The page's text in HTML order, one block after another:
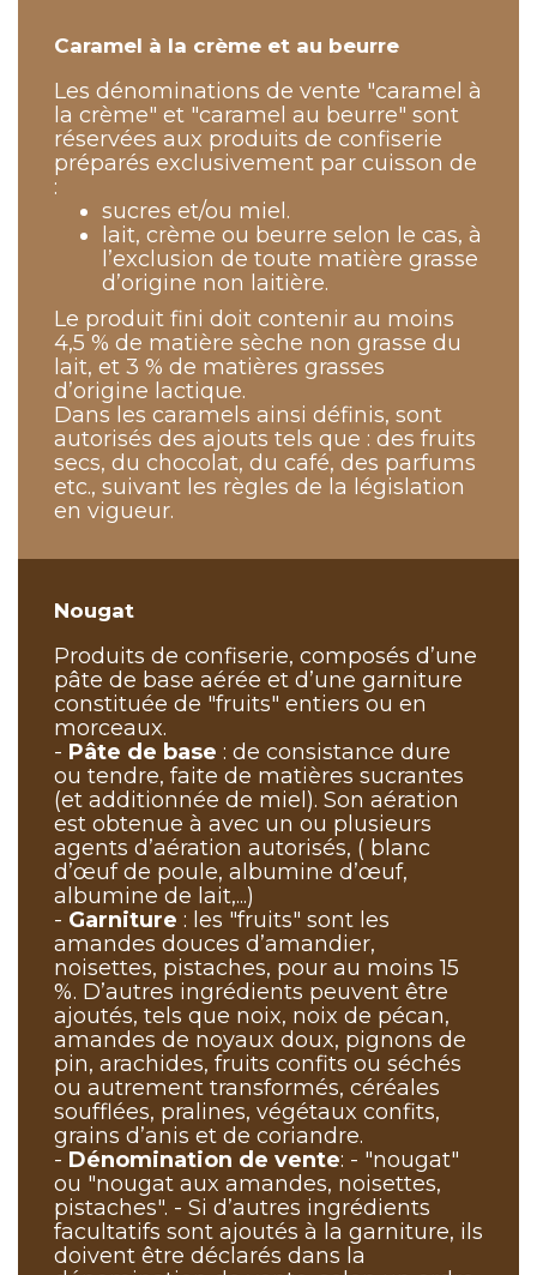
Caramel à la crème et au beurre
Les dénominations de vente "caramel à
la crème" et "caramel au beurre" sont
réservées aux produits de confiserie
préparés exclusivement par cuisson de
:
sucres et/ou miel.
lait, crème ou beurre selon le cas, à
l’exclusion de toute matière grasse
d’origine non laitière.
Le produit fini doit contenir au moins
4,5 % de matière sèche non grasse du
lait, et 3 % de matières grasses
d’origine lactique.
Dans les caramels ainsi définis, sont
autorisés des ajouts tels que : des fruits
secs, du chocolat, du café, des parfums
etc., suivant les règles de la législation
en vigueur.
Nougat
Produits de confiserie, composés d’une
pâte de base aérée et d’une garniture
constituée de "fruits" entiers ou en
morceaux.
- Pâte de base : de consistance dure
ou tendre, faite de matières sucrantes
(et additionnée de miel). Son aération
est obtenue à avec un ou plusieurs
agents d’aération autorisés, ( blanc
d’œuf de poule, albumine d’œuf,
albumine de lait,...)
- Garniture : les "fruits" sont les
amandes douces d’amandier,
noisettes, pistaches, pour au moins 15
%. D’autres ingrédients peuvent être
ajoutés, tels que noix, noix de pécan,
amandes de noyaux doux, pignons de
pin, arachides, fruits confits ou séchés
ou autrement transformés, céréales
soufflées, pralines, végétaux confits,
grains d’anis et de coriandre.
- Dénomination de vente: - "nougat"
ou "nougat aux amandes, noisettes,
pistaches". - Si d’autres ingrédients
facultatifs sont ajoutés à la garniture, ils
doivent être déclarés dans la